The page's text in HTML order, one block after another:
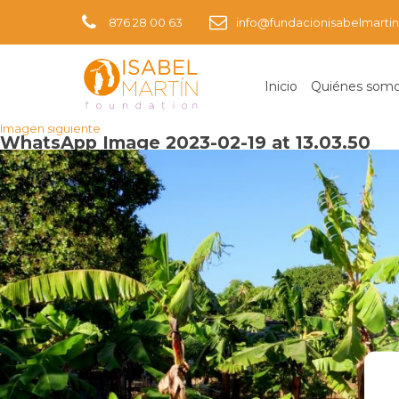
876 28 00 63
Inicio Quiénes
Imagen siguiente
WhatsApp Image 2023-02-19 at 13.03.50